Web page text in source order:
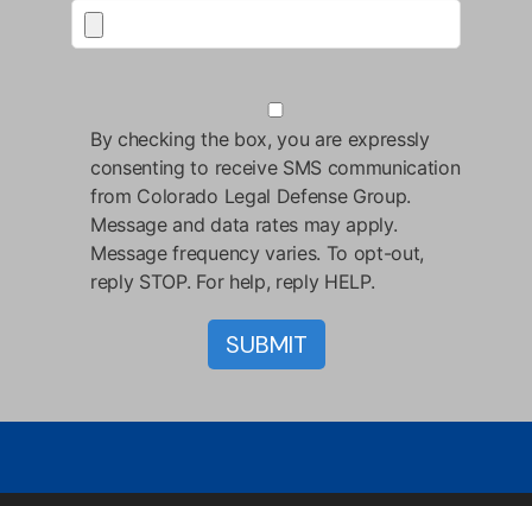
By checking the box, you are expressly
consenting to receive SMS communication
from Colorado Legal Defense Group.
Message and data rates may apply.
Message frequency varies. To opt-out,
reply STOP. For help, reply HELP.